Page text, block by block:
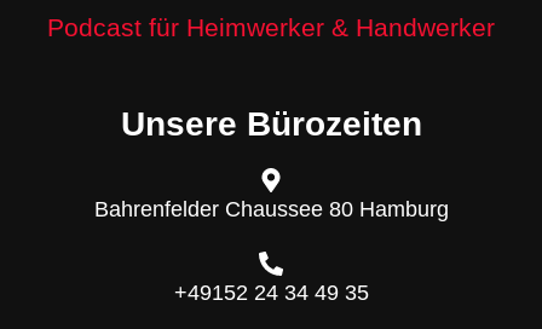
Podcast für Heimwerker & Handwerker
Unsere Bürozeiten
Bahrenfelder Chaussee 80 Hamburg
+49152 24 34 49 35